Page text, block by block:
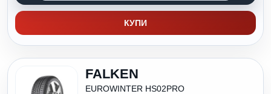
КУПИ
FALKEN
EUROWINTER HS02PRO